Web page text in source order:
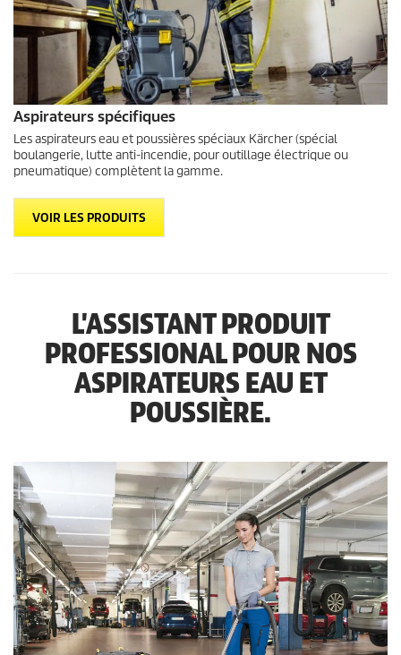
Aspirateurs spécifiques
Les aspirateurs eau et poussières spéciaux Kärcher (spécial
boulangerie, lutte anti-incendie, pour outillage électrique ou
pneumatique) complètent la gamme.
VOIR LES PRODUITS
L'ASSISTANT PRODUIT
PROFESSIONAL POUR NOS
ASPIRATEURS EAU ET
POUSSIÈRE.